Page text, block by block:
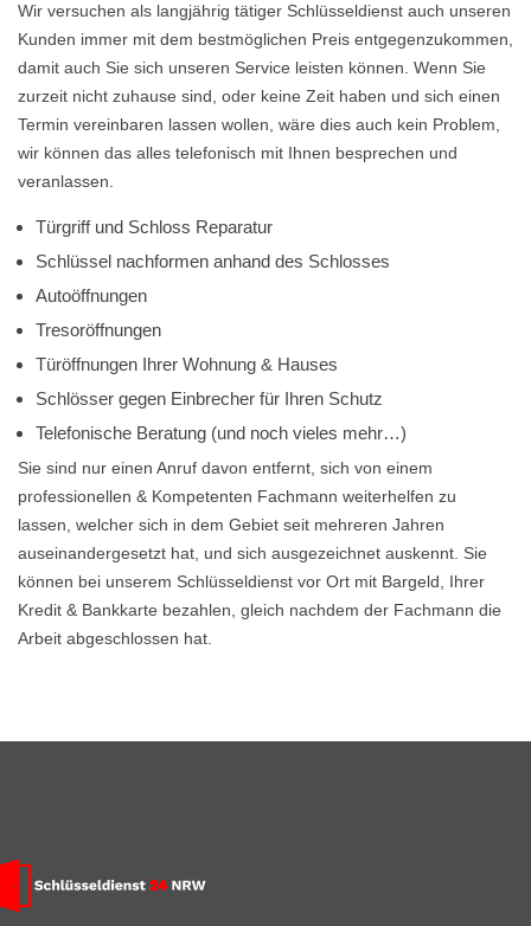
Wir versuchen als langjährig tätiger Schlüsseldienst auch unseren
Kunden immer mit dem bestmöglichen Preis entgegenzukommen,
damit auch Sie sich unseren Service leisten können. Wenn Sie
zurzeit nicht zuhause sind, oder keine Zeit haben und sich einen
Termin vereinbaren lassen wollen, wäre dies auch kein Problem,
wir können das alles telefonisch mit Ihnen besprechen und
veranlassen.
Türgriff und Schloss Reparatur
Schlüssel nachformen anhand des Schlosses
Autoöffnungen
Tresoröffnungen
Türöffnungen Ihrer Wohnung & Hauses
Schlösser gegen Einbrecher für Ihren Schutz
Telefonische Beratung (und noch vieles mehr…)
Sie sind nur einen Anruf davon entfernt, sich von einem
professionellen & Kompetenten Fachmann weiterhelfen zu
lassen, welcher sich in dem Gebiet seit mehreren Jahren
auseinandergesetzt hat, und sich ausgezeichnet auskennt. Sie
können bei unserem Schlüsseldienst vor Ort mit Bargeld, Ihrer
Kredit & Bankkarte bezahlen, gleich nachdem der Fachmann die
Arbeit abgeschlossen hat.